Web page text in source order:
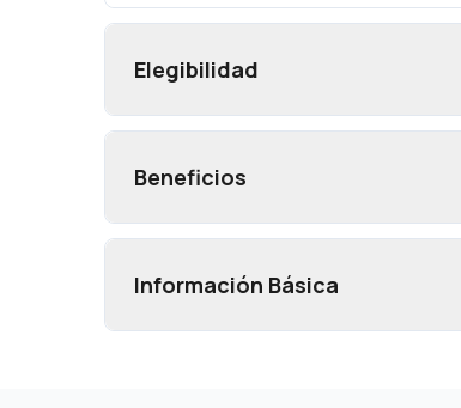
Elegibilidad
Beneficios
Información Básica